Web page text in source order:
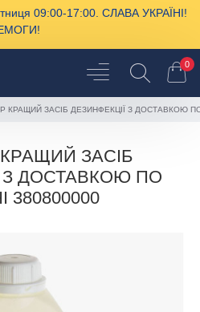
09:00-17:00. СЛАВА УКРАЇНІ!
0
КРАЩИЙ ЗАСІБ ДЕЗИНФЕКЦІЇ З ДОСТАВКОЮ ПО
ЗАСІБ
З ДОСТАВКОЮ ПО
380800000